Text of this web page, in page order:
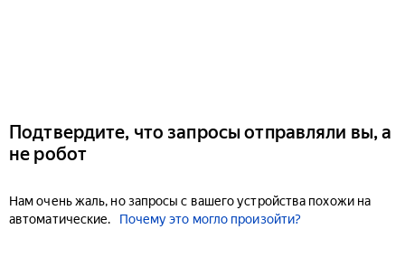
Подтвердите, что запросы отправляли вы, а
не робот
Нам очень жаль, но запросы с вашего устройства похожи на
автоматические.
Почему это могло произойти?